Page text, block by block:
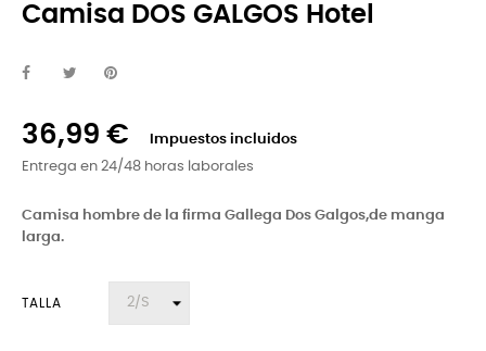
Camisa DOS GALGOS Hotel
36,99 €
Impuestos incluidos
Entrega en 24/48 horas laborales
Camisa hombre de la firma Gallega Dos Galgos,de manga
larga.
TALLA